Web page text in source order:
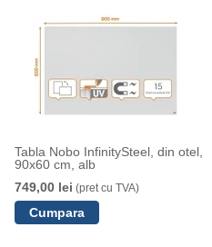
Tabla Nobo InfinitySteel, din otel,
90x60 cm, alb
749,00 lei (pret cu TVA)